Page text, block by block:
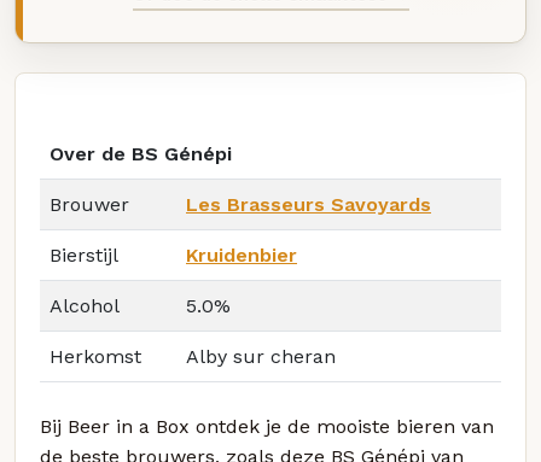
Over de BS Génépi
Brouwer Les Brasseurs Savoyards
Bierstijl Kruidenbier
Alcohol 5.0%
Herkomst Alby sur cheran
Bij Beer in a Box ontdek je de mooiste bieren van
de beste brouwers, zoals deze BS Génépi van